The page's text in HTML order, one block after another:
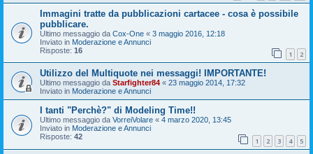
Immagini tratte da pubblicazioni cartacee - cosa è possibile
pubblicare.
Ultimo messaggio da Cox-One « 3 maggio 2016, 12:18
Inviato in Moderazione e Annunci
Risposte: 16 1 2
Utilizzo del Multiquote nei messaggi! IMPORTANTE!
Ultimo messaggio da Starfighter84 « 23 maggio 2014, 17:32
Inviato in Moderazione e Annunci
I tanti "Perchè?" di Modeling Time!!
Ultimo messaggio da VorreiVolare « 4 marzo 2020, 13:45
Inviato in Moderazione e Annunci
Risposte: 42 1 2 3 4 5